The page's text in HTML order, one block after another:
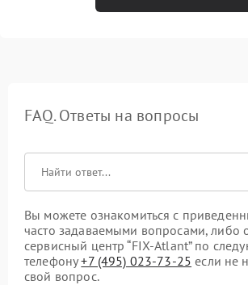
FAQ. Ответы на вопросы
Вы можете ознакомиться с
часто задаваемыми вопросами, либо
сервисный центр “FIX-Atlant” по
телефону+7 (495) 023-73-25 если не
свой вопрос.